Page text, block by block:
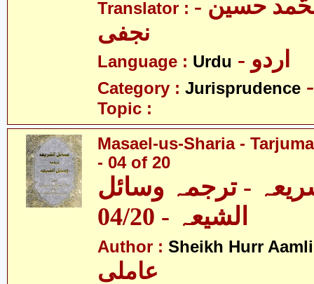
Translator : - آیت اللہ محّمد حسین
نجفی
Language : Urdu - اردو
Category : Jurisprudence
Topic :
Masael-us-Sharia -
- 04 of 20
- ترجمہ وسائل
الشیعہ - 04/20
Author : Sheikh Hurr Aamli
عاملی